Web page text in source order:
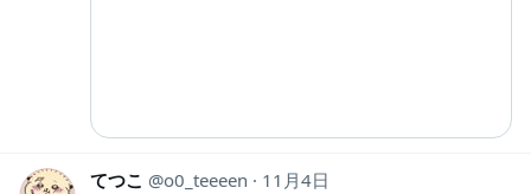
てつこ o0_teeeen
11月4日